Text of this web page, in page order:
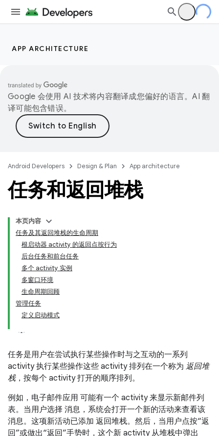
APP ARCHITECTURE
Google 会使用 AI 技术将内容翻译成您偏好的语言。AI 翻
译可能包含错误。
Android Developers Design & Plan App architecture
任务和返回堆栈
本页内容
任务及其返回堆栈的生命周期
根启动器 activity 的返回点按行为
后台任务和前台任务
多个 activity 实例
多窗口环境
生命周期回顾
管理任务
定义启动模式
任务是用户在尝试执行某些操作时与之互动的一系列
activity执行某些操作这些 activity 排列在一个称为 返回堆
栈，按每个 activity 打开的顺序排列。
例如，电子邮件应用 可能有一个 activity 来显示新邮件列
表。当用户选择 消息，系统会打开一个新的活动来查看该
消息。这项新活动已添加 返回堆栈。然后，当用户点按“返
回”或做出“返回”手势时，这个新 activity 从堆栈中弹出